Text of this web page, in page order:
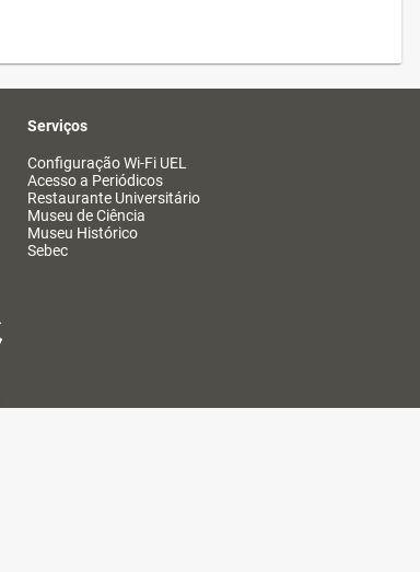
Serviços
Configuração Wi-Fi UEL
Acesso a Periódicos
Restaurante Universitário
Museu de Ciência
Museu Histórico
Sebec